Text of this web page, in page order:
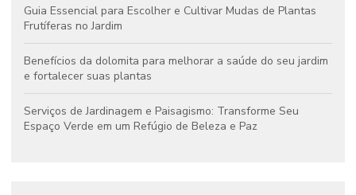
Guia Essencial para Escolher e Cultivar Mudas de Plantas
Frutíferas no Jardim
Benefícios da dolomita para melhorar a saúde do seu jardim
e fortalecer suas plantas
Serviços de Jardinagem e Paisagismo: Transforme Seu
Espaço Verde em um Refúgio de Beleza e Paz